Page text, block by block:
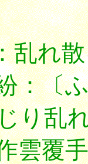
乱れ
〔ふ
り乱
雲覆